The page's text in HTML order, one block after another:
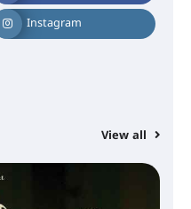
Instagram
View all
കോളജ്